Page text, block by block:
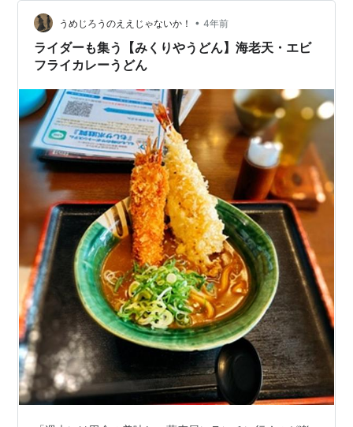
うめじろうのええじゃないか！ • 4年前
ライダーも集う【みくりやうどん】海老天・エビ
フライカレーうどん